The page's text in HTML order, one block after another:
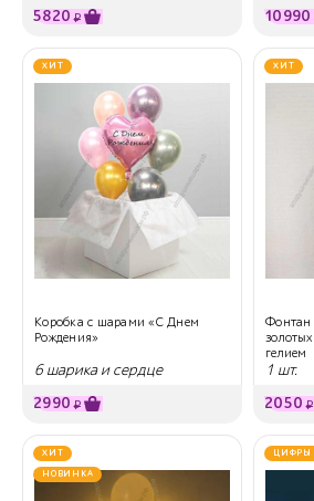
5820 ₽ 10990
ХИТ
Коробка с шарами «С Днем
Рождения»
6 шарика и сердце
2990 ₽
ХИТ
Фонтан
гелием
1 шт.
2050 ₽
ХИТ
НОВИНКА
ЦИФРЫ